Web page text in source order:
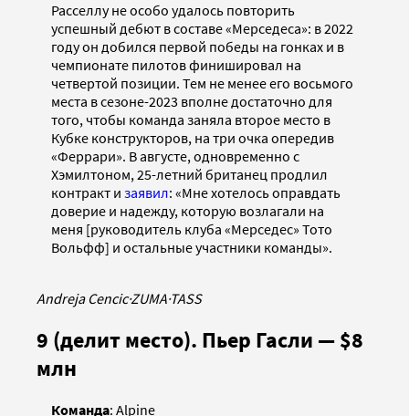
Расселлу не особо удалось повторить
успешный дебют в составе «Мерседеса»: в 2022
году он добился первой победы на гонках и в
чемпионате пилотов финишировал на
четвертой позиции. Тем не менее его восьмого
места в сезоне-2023 вполне достаточно для
того, чтобы команда заняла второе место в
Кубке конструкторов, на три очка опередив
«Феррари». В августе, одновременно с
Хэмилтоном, 25-летний британец продлил
контракт и заявил: «Мне хотелось оправдать
доверие и надежду, которую возлагали на
меня [руководитель клуба «Мерседес» Тото
Вольфф] и остальные участники команды».
Andreja Cencic·ZUMA·TASS
9 (делит место). Пьер Гасли — $8
млн
Команда: Alpine